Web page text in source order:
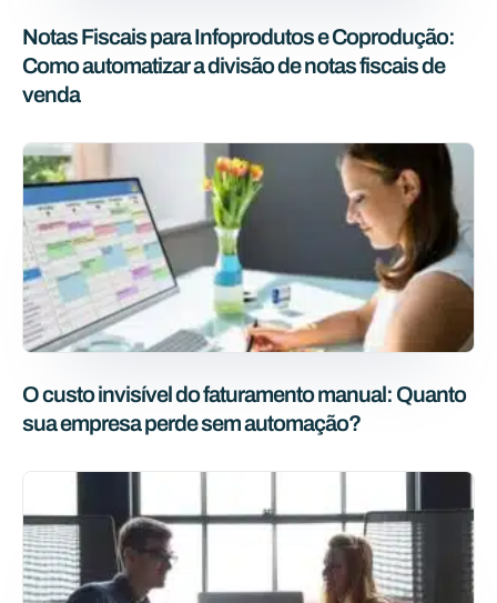
Notas Fiscais para Infoprodutos e Coprodução:
Como automatizar a divisão de notas fiscais de
venda
O custo invisível do faturamento manual: Quanto
sua empresa perde sem automação?